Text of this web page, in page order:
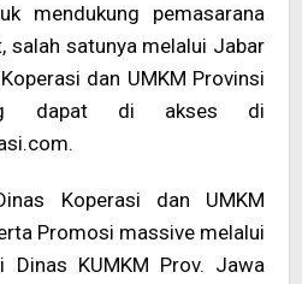
mendukung pemasarana
salah satunya melalui Jabar
dan UMKM Provinsi
dapat di akses di
Koperasi dan UMKM
Promosi massive melalui
Dinas KUMKM Prov. Jawa